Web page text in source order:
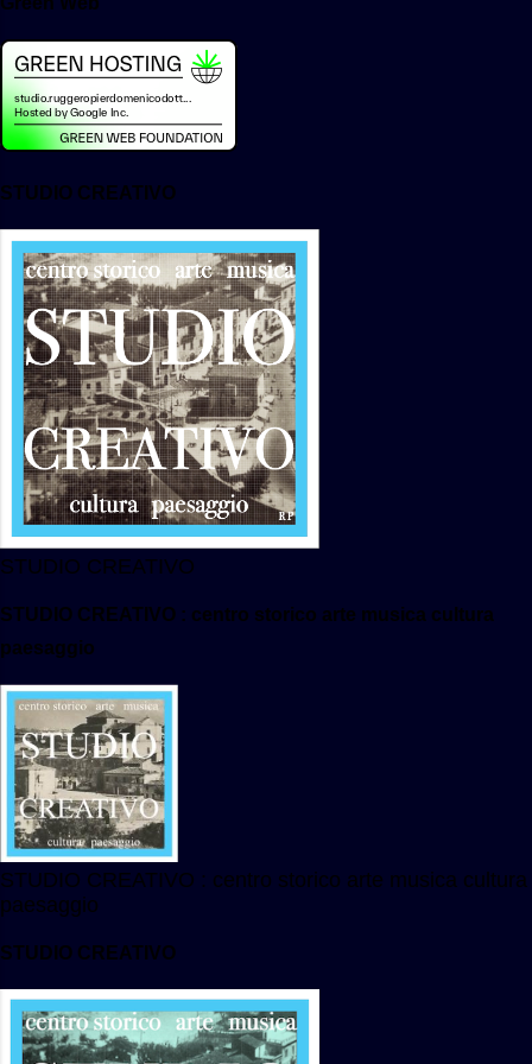
campione irradiato a dosi note in
laboratorio , permette di definire la
dose effetti...
STUDIO CREATIVO
STUDIO CREATIVO
STUDIO CREATIVO : centro storico arte musica cultura
paesaggio
STUDIO CREATIVO : centro storico arte musica cultura
paesaggio
STUDIO CREATIVO